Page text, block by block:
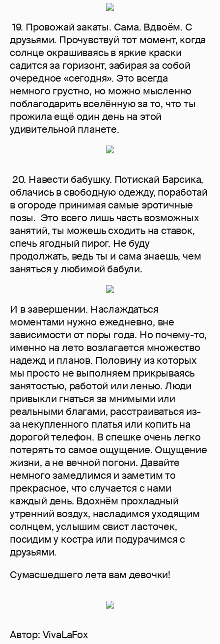
19. Провожай закаты. Сама. Вдвоём. С
друзьями. Прочувствуй тот момент, когда
солнце окрашиваясь в яркие краски
садится за горизонт, забирая за собой
очередное «сегодня». Это всегда
немного грустно, но можно мысленно
поблагодарить вселённую за то, что ты
прожила ещё один день на этой
удивительной планете.
20. Навести бабушку. Потискай Барсика,
облачись в свободную одежду, поработай
в огороде принимая самые эротичные
позы. Это всего лишь часть возможных
занятий, ты можешь сходить на ставок,
спечь ягодный пирог. Не буду
продолжать, ведь ты и сама знаешь, чем
заняться у любимой бабули.
И в завершении. Наслаждаться
моментами нужно ежедневно, вне
зависимости от поры года. Но почему-то,
именно на лето возлагается множество
надежд и планов. Половину из которых
мы просто не выполняем прикрываясь
занятостью, работой или ленью. Люди
привыкли гнаться за мнимыми или
реальными благами, расстраиваться из-
за некупленного платья или копить на
дорогой телефон. В спешке очень легко
потерять то самое ощущение. Ощущение
жизни, а не вечной погони. Давайте
немного замедлимся и заметим то
прекрасное, что случается с нами
каждый день. Вдохнём прохладный
утренний воздух, насладимся уходящим
солнцем, услышим свист ласточек,
посидим у костра или подурачимся с
друзьями.
Сумасшедшего лета вам девочки!
Автор: VivaLaFox